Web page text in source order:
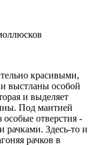
красивыми,
выстланы особой
и выделяет
Под мантией
особые отверстия -
рачками. Здесь-то и
рачков в